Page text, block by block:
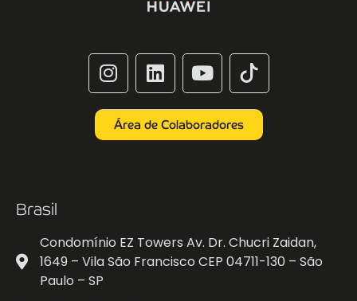
Área de Colaboradores
Brasil
Condomínio EZ Towers Av. Dr. Chucri Zaidan,
1649 – Vila São Francisco CEP 04711-130 – São
Paulo – SP